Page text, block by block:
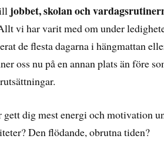
jobbet, skolan och
vi har varit med om under
de flesta dagarna i hängmattan
oss nu på en annan plats än före
gett dig mest energi och motivation
Den flödande, obrutna tiden?